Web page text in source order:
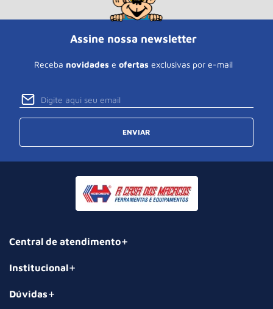
Assine nossa newsletter
Receba novidades e ofertas exclusivas por e-mail
ENVIAR
Central de atendimento
Institucional
Dúvidas